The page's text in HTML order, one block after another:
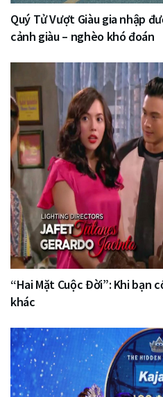
Quý Tử Vượt Giàu gia nhập
cảnh giàu – nghèo khó đoán
“Hai Mặt Cuộc Đời”: Khi bạn
khác